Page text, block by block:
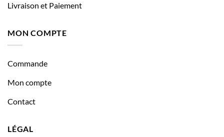
Livraison et Paiement
MON COMPTE
Commande
Mon compte
Contact
LÉGAL